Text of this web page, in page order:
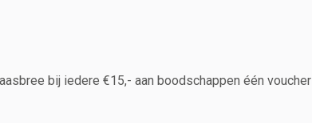
bij iedere €15,- aan boodschappen één voucher